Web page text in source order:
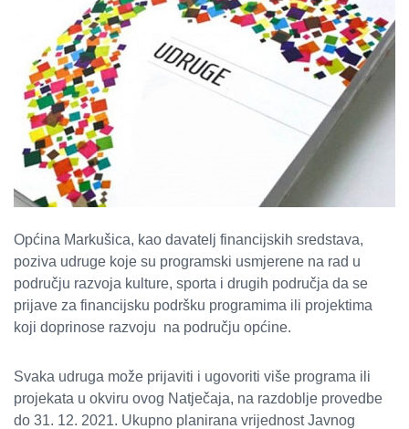
Općina Markušica, kao davatelj financijskih sredstava,
poziva udruge koje su programski usmjerene na rad u
području razvoja kulture, sporta i drugih područja da se
prijave za financijsku podršku programima ili projektima
koji doprinose razvoju na području općine.
Svaka udruga može prijaviti i ugovoriti više programa ili
projekata u okviru ovog Natječaja, na razdoblje provedbe
do 31. 12. 2021. Ukupno planirana vrijednost Javnog